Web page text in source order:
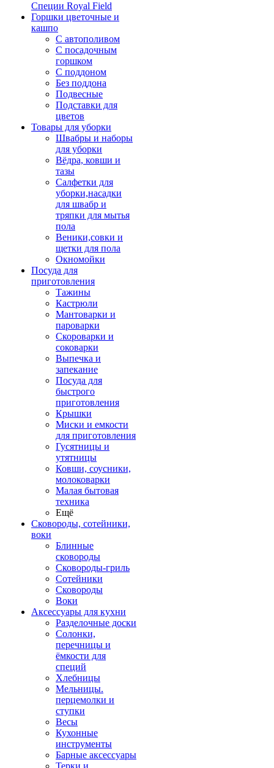
Специи Royal Field
Горшки цветочные и
кашпо
С автополивом
С посадочным
горшком
С поддоном
Без поддона
Подвесные
Подставки для
цветов
Товары для уборки
Швабры и наборы
для уборки
Вёдра, ковши и
тазы
Салфетки для
уборки,насадки
для швабр и
тряпки для мытья
пола
Веники,совки и
щетки для пола
Окномойки
Посуда для
приготовления
Тажины
Кастрюли
Мантоварки и
пароварки
Скороварки и
соковарки
Выпечка и
запекание
Посуда для
быстрого
приготовления
Крышки
Миски и емкости
для приготовления
Гусятницы и
утятницы
Ковши, соусники,
молоковарки
Малая бытовая
техника
Ещё
Сковороды, сотейники,
воки
Блинные
сковороды
Сковороды-гриль
Сотейники
Сковороды
Воки
Аксессуары для кухни
Разделочные доски
Солонки,
перечницы и
ёмкости для
специй
Хлебницы
Мельницы.
перцемолки и
ступки
Весы
Кухонные
инструменты
Барные аксессуары
Терки и